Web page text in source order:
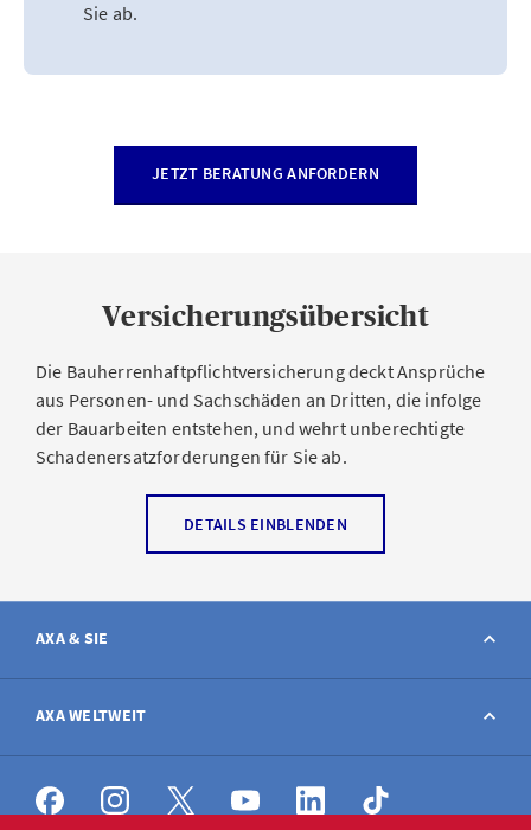
Sie ab.
JETZT BERATUNG ANFORDERN
Versicherungsübersicht
Die Bauherrenhaftpflichtversicherung deckt Ansprüche
aus Personen- und Sachschäden an Dritten, die infolge
der Bauarbeiten entstehen, und wehrt unberechtigte
Schadenersatzforderungen für Sie ab.
Deckungsumfang der
Bauherrenhaftpflichtversicherung
Drittpersonen betreffen – z. B. Risse an der
Hauswand des Nachbargebäudes
Umweltschäden
Schadenverhütungskosten – Massnahmen zur
Abwendung eines unmittelbar bevorstehenden
Schadens
DETAILS EINBLENDEN
AXA & SIE
Kontakt
Schaden melden
AXA WELTWEIT
AXA weltweit